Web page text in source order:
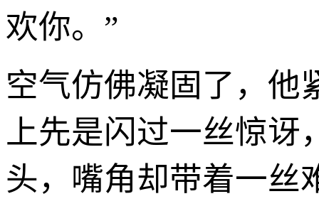
欢你。”
空气仿佛凝固了，他
上先是闪过一丝惊讶
头，嘴角却带着一丝